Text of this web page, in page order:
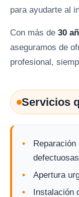
para ayudarte al
Con más de 30
aseguramos de
profesional,
Servicios
Reparación
Apertura
Instalación